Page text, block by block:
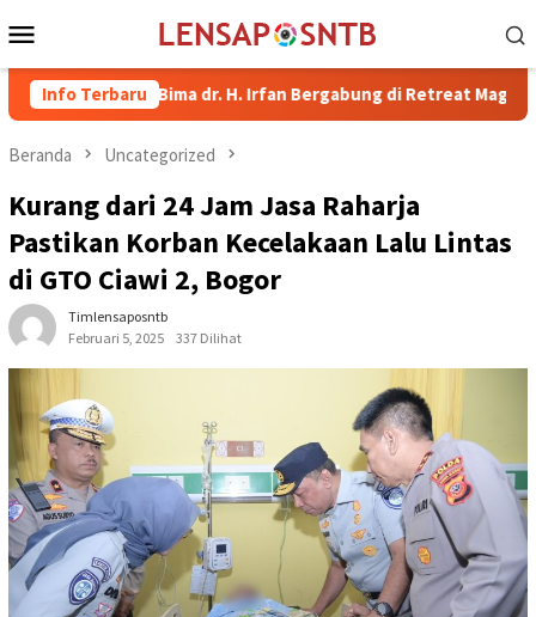
ke
Mobile
Info Terbaru
Bima dr. H. Irfan Bergabung di Retreat Magelang
Beranda Uncategorized
Kurang dari 24 Jam Jasa Raharja
Pastikan Korban Kecelakaan Lalu Lintas
di GTO Ciawi 2, Bogor
Timlensaposntb
Februari 5, 2025
337 Dilihat